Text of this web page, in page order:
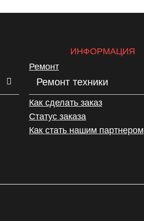
ИНФОРМАЦИЯ
Ремонт
Ремонт техники
Как сделать заказ
Статус заказа
Как стать нашим партнером